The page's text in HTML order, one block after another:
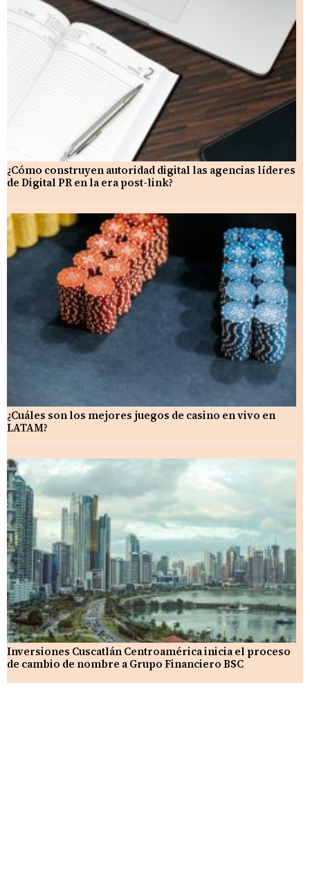
¿Cómo construyen autoridad digital las agencias líderes
de Digital PR en la era post-link?
¿Cuáles son los mejores juegos de casino en vivo en
LATAM?
Inversiones Cuscatlán Centroamérica inicia el proceso
de cambio de nombre a Grupo Financiero BSC